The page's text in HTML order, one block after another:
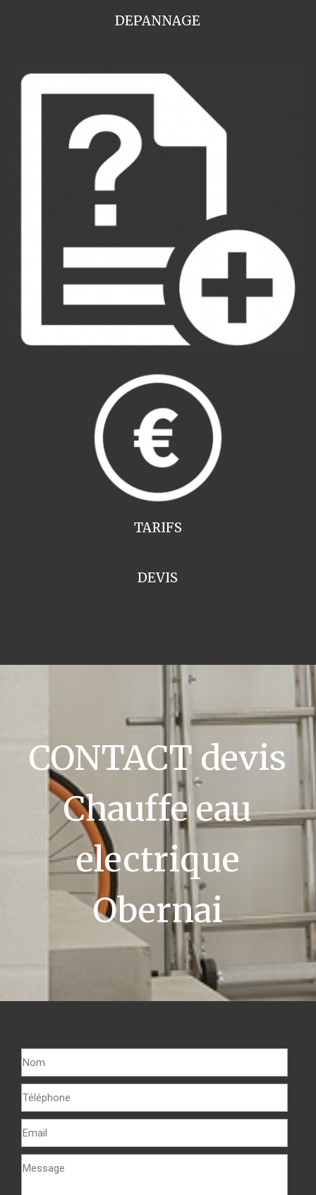
DEPANNAGE
TARIFS
DEVIS
CONTACT devis
Chauffe eau
electrique
Obernai